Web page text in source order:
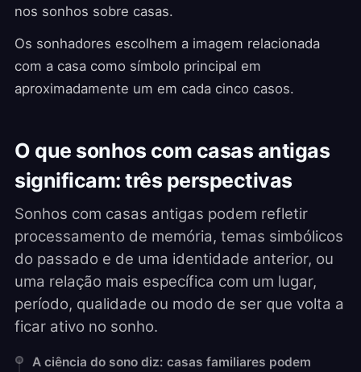
nos sonhos sobre casas.
Os sonhadores escolhem a imagem relacionada
com a casa como símbolo principal em
aproximadamente um em cada cinco casos.
O que sonhos com casas antigas
significam: três perspectivas
Sonhos com casas antigas podem refletir
processamento de memória, temas simbólicos
do passado e de uma identidade anterior, ou
uma relação mais específica com um lugar,
período, qualidade ou modo de ser que volta a
ficar ativo no sonho.
A ciência do sono diz: casas familiares podem